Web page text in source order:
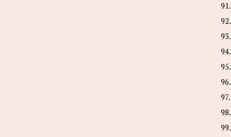
91.
92.
93.
94.
95.
96.
97.
98.
99.